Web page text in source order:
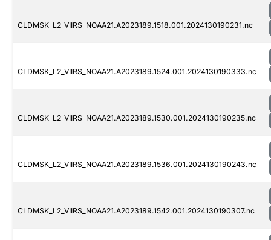
CLDMSK_L2_VIIRS_NOAA21.A2023189.1518.001.2024130190231.nc
CLDMSK_L2_VIIRS_NOAA21.A2023189.1524.001.2024130190333.nc
CLDMSK_L2_VIIRS_NOAA21.A2023189.1530.001.2024130190235.nc
CLDMSK_L2_VIIRS_NOAA21.A2023189.1536.001.2024130190243.nc
CLDMSK_L2_VIIRS_NOAA21.A2023189.1542.001.2024130190307.nc